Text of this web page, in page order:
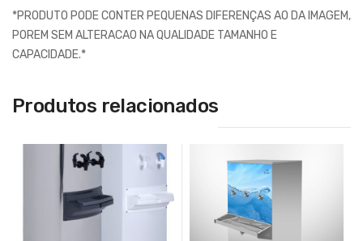
*PRODUTO PODE CONTER PEQUENAS DIFERENÇAS AO DA IMAGEM,
POREM SEM ALTERACAO NA QUALIDADE TAMANHO E
CAPACIDADE.*
Produtos relacionados